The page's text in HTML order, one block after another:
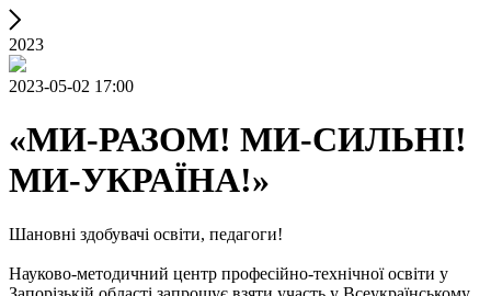
2023
2023-05-02 17:00
«МИ-РАЗОМ! МИ-СИЛЬНІ!
МИ-УКРАЇНА!»
Шановні здобувачі освіти, педагоги!
Науково-методичний центр професійно-технічної освіти у